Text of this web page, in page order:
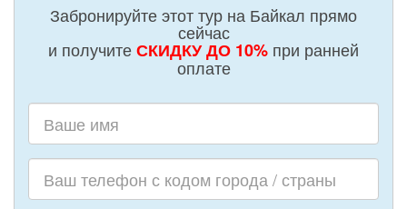
Забронируйте этот тур на Байкал прямо
сейчас
и получитеСКИДКУ ДО 10% при ранней
оплате